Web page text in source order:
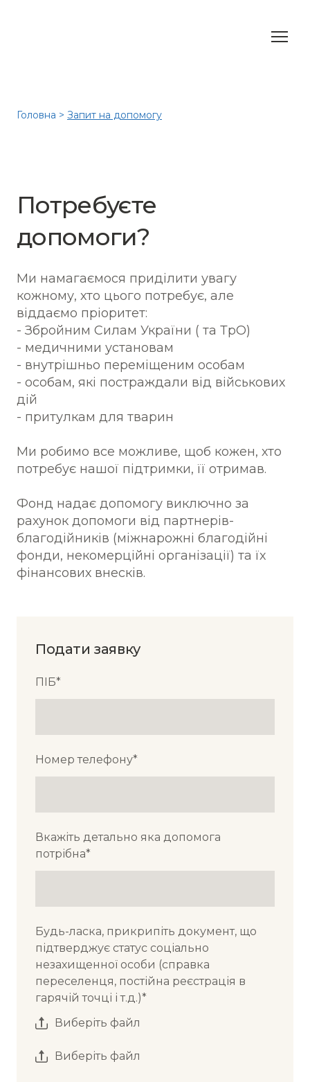
Головна > Запит на допомогу
Потребуєте
допомоги?
Ми намагаємося приділити увагу
кожному, хто цього потребує, але
віддаємо пріоритет:
- Збройним Силам України ( та ТрО)
- медичними установам
- внутрішньо переміщеним особам
- особам, які постраждали від військових
дій
- притулкам для тварин
Ми робимо все можливе, щоб кожен, хто
потребує нашої підтримки, її отримав.
Фонд надає допомогу виключно за
рахунок допомоги від партнерів-
благодійників (міжнарожні благодійні
фонди, некомерційні організації) та їх
фінансових внесків.
Подати заявку
ПІБ*
Номер телефону*
Вкажіть детально яка допомога
потрібна*
Будь-ласка, прикрипіть документ, що
підтверджує статус соціально
незахищенної особи (справка
переселенця, постійна реєстрація в
гарячій точці і т.д.)*
Виберіть файл
Виберіть файл